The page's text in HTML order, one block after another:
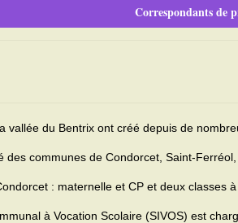
Correspondants de
vallée du Bentrix ont créé depuis de
des communes de Condorcet, Saint-
: maternelle et CP et deux classes
à Vocation Scolaire (SIVOS) est